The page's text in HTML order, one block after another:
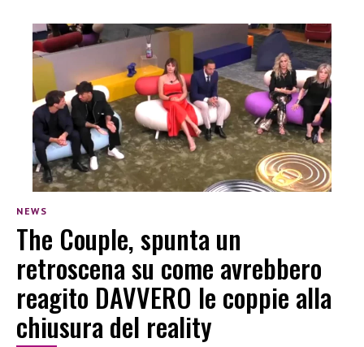
NEWS
The Couple, spunta un
retroscena su come avrebbero
reagito DAVVERO le coppie alla
chiusura del reality